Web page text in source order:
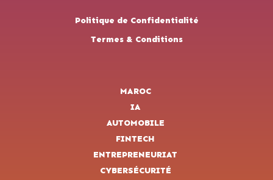
Politique de Confidentialité
Termes & Conditions
MAROC
IA
AUTOMOBILE
FINTECH
ENTREPRENEURIAT
CYBERSÉCURITÉ